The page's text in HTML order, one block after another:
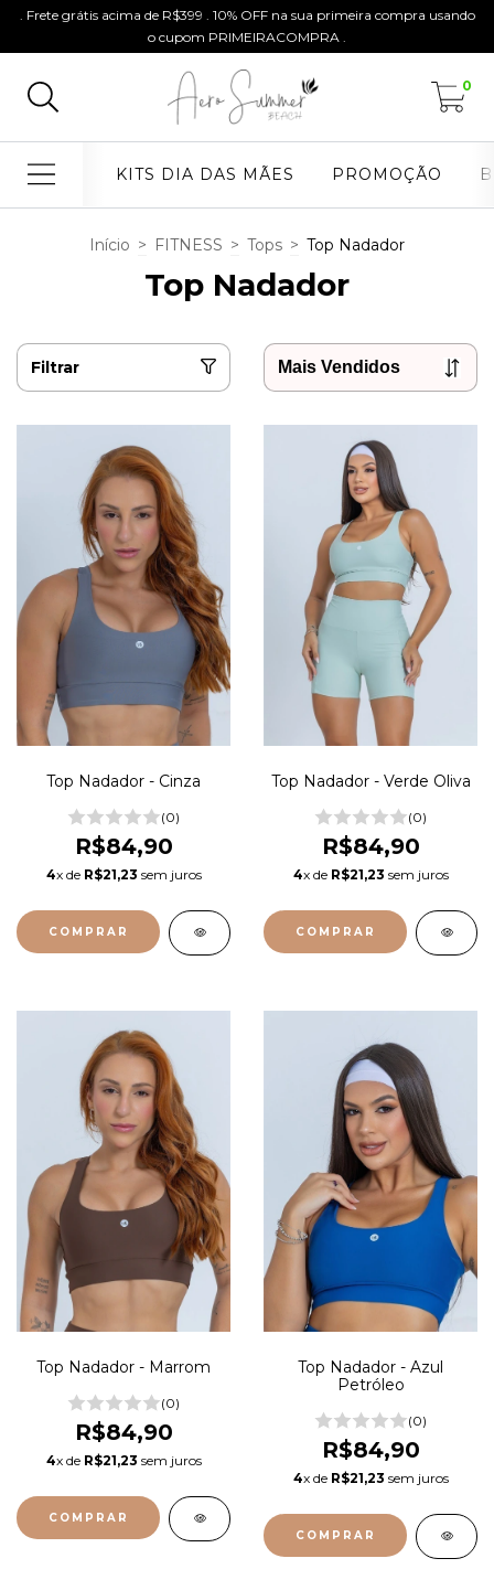
. Frete grátis acima de R$399 . 10% OFF na sua primeira compra usando
o cupom PRIMEIRACOMPRA .
0
KITS DIA DAS MÃES PROMOÇÃO
Início > FITNESS > Tops > Top Nadador
Top Nadador
Filtrar
Top Nadador - Cinza
(0)
R$84,90
4x de R$21,23 sem juros
COMPRAR
Top Nadador - Verde Oliva
(0)
R$84,90
4x de R$21,23 sem juros
COMPRAR
Top Nadador - Marrom
(0)
R$84,90
4x de R$21,23 sem juros
COMPRAR
Top Nadador - Azul
Petróleo
(0)
R$84,90
4x de R$21,23 sem juros
COMPRAR